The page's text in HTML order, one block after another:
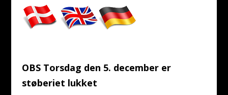
OBS Torsdag den 5. december er
støberiet lukket